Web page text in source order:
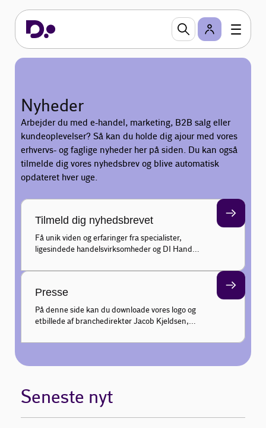
Nyheder
Arbejder du med e-handel, marketing, B2B salg eller
kundeoplevelser? Så kan du holde dig ajour med vores
erhvervs- og faglige nyheder her på siden. Du kan også
tilmelde dig vores nyhedsbrev og blive automatisk
opdateret hver uge.
Tilmeld dig nyhedsbrevet
Få unik viden og erfaringer fra specialister,
ligesindede handelsvirksomheder og DI Handel
kundeadfærd hver uge, og gør din faglige profil
Presse
På denne side kan du downloade vores logo og
et billede af branchedirektør Jacob Kjeldsen,
udtalelser.
Seneste nyt